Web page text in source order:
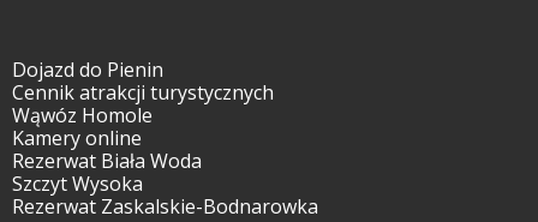
Dojazd do Pienin
Cennik atrakcji turystycznych
Wąwóz Homole
Kamery online
Rezerwat Biała Woda
Szczyt Wysoka
Rezerwat Zaskalskie-Bodnarowka